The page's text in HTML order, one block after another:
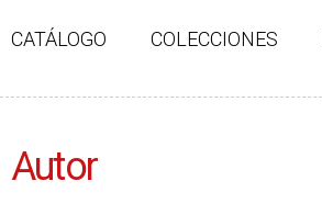
CATÁLOGO COLECCIONES
Autor